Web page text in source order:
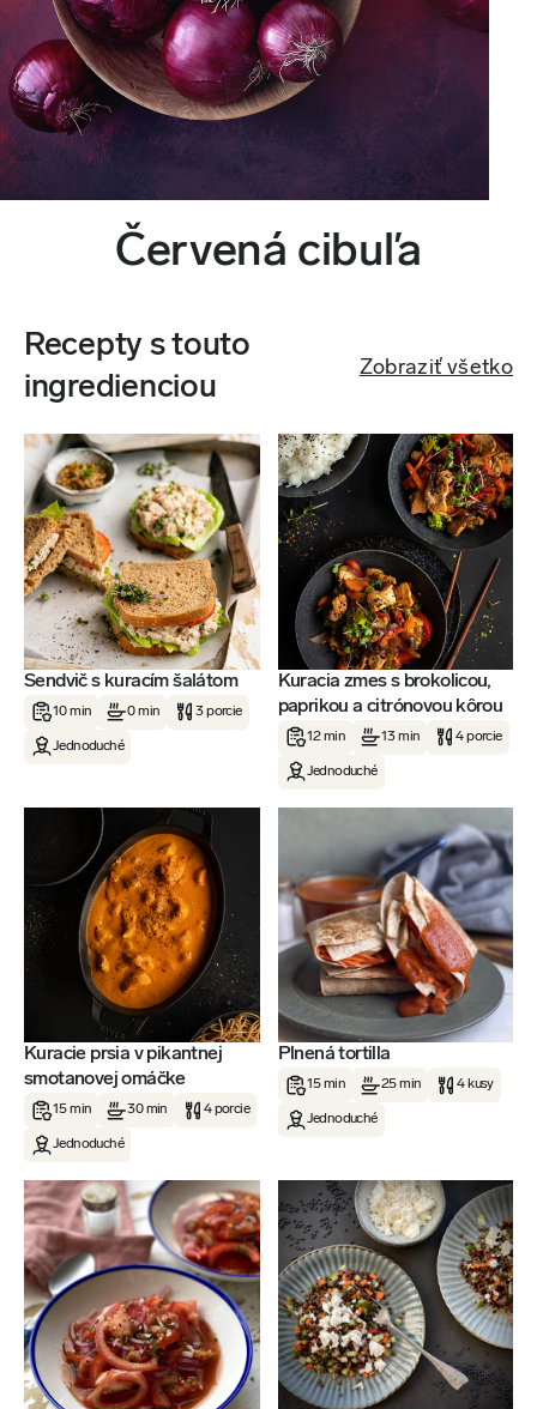
Červená cibuľa
Recepty s touto
ingredienciou
Zobraziť všetko
Sendvič s kuracím šalátom
10 min 0 min 3 porcie
Jednoduché
Kuracia zmes s brokolicou,
paprikou a citrónovou kôrou
12 min 13 min 4 porcie
Jednoduché
Kuracie prsia v pikantnej
smotanovej omáčke
15 min 30 min 4 porcie
Jednoduché
Plnená tortilla
15 min 25 min 4 kusy
Jednoduché